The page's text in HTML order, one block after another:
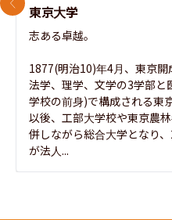
東京大学
志ある卓越。
1877(明治10)年4月、東京開
法学、理学、文学の3学部
学校の前身)で構成される東
以後、工部大学校や東京農
併しながら総合大学となり
が法人...
前のスライド